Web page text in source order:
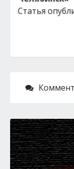
Статья